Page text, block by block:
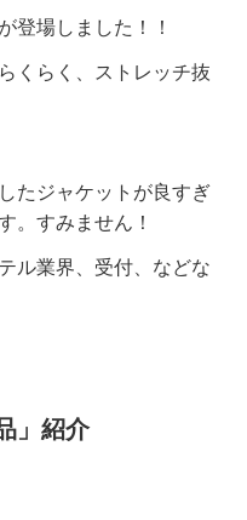
登場しました！！
くらく、ストレッチ抜
たジャケットが良すぎ
。すみません！
ル業界、受付、などな
」紹介